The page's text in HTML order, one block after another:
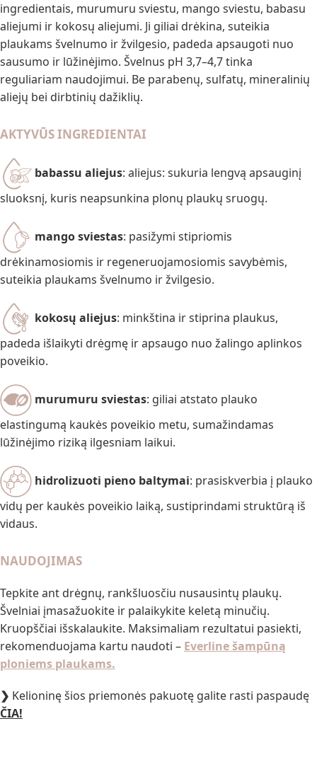
ingredientais, murumuru sviestu, mango sviestu, babasu
aliejumi ir kokosų aliejumi. Ji giliai drėkina, suteikia
plaukams švelnumo ir žvilgesio, padeda apsaugoti nuo
sausumo ir lūžinėjimo. Švelnus pH 3,7–4,7 tinka
reguliariam naudojimui. Be parabenų, sulfatų, mineralinių
aliejų bei dirbtinių dažiklių.
AKTYVŪS INGREDIENTAI
babassu aliejus: aliejus: sukuria lengvą apsauginį
sluoksnį, kuris neapsunkina plonų plaukų sruogų.
mango sviestas: pasižymi stipriomis
drėkinamosiomis ir regeneruojamosiomis savybėmis,
suteikia plaukams švelnumo ir žvilgesio.
kokosų aliejus: minkština ir stiprina plaukus,
padeda išlaikyti drėgmę ir apsaugo nuo žalingo aplinkos
poveikio.
murumuru sviestas: giliai atstato plauko
elastingumą kaukės poveikio metu, sumažindamas
lūžinėjimo riziką ilgesniam laikui.
hidrolizuoti pieno baltymai: prasiskverbia į plauko
vidų per kaukės poveikio laiką, sustiprindami struktūrą iš
vidaus.
NAUDOJIMAS
Tepkite ant drėgnų, rankšluosčiu nusausintų plaukų.
Švelniai įmasažuokite ir palaikykite keletą minučių.
Kruopščiai išskalaukite. Maksimaliam rezultatui pasiekti,
rekomenduojama kartu naudoti – Everline šampūną
ploniems plaukams.
❯ Kelioninę šios priemonės pakuotę galite rasti paspaudę
ČIA!